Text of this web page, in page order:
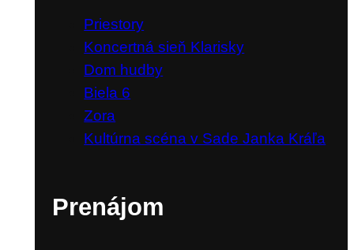
Priestory
Koncertná sieň Klarisky
Dom hudby
Biela 6
Zora
Kultúrna scéna v Sade Janka Kráľa
Prenájom